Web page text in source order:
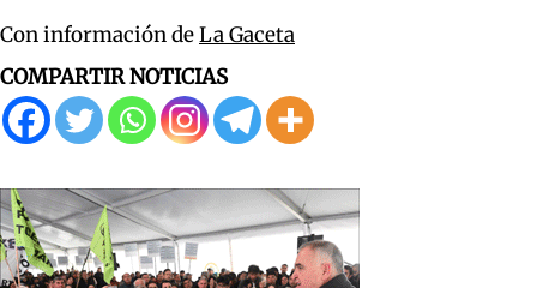
Con información deLa Gaceta
COMPARTIR NOTICIAS